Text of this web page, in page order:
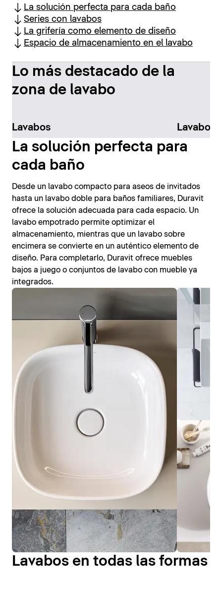
La solución perfecta para cada baño
Series con lavabos
La grifería como elemento de diseño
Espacio de almacenamiento en el lavabo
Lo más destacado de la
zona de lavabo
Lavabos Lavabos
La solución perfecta para
cada baño
Desde un lavabo compacto para aseos de invitados
hasta un lavabo doble para baños familiares, Duravit
ofrece la solución adecuada para cada espacio. Un
lavabo empotrado permite optimizar el
almacenamiento, mientras que un lavabo sobre
encimera se convierte en un auténtico elemento de
diseño. Para completarlo, Duravit ofrece muebles
bajos a juego o conjuntos de lavabo con mueble ya
integrados.
Lavabos en todas las formas